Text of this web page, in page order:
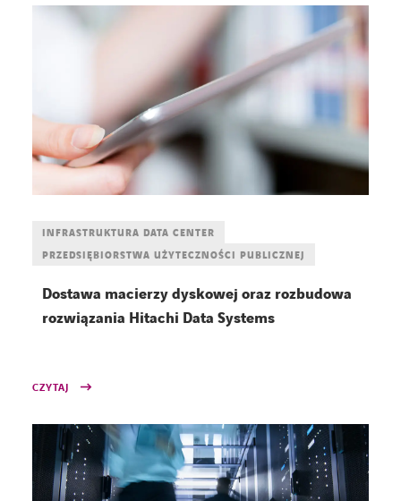
INFRASTRUKTURA DATA CENTER
PRZEDSIĘBIORSTWA UŻYTECZNOŚCI PUBLICZNEJ
Dostawa macierzy dyskowej oraz rozbudowa
rozwiązania Hitachi Data Systems
CZYTAJ